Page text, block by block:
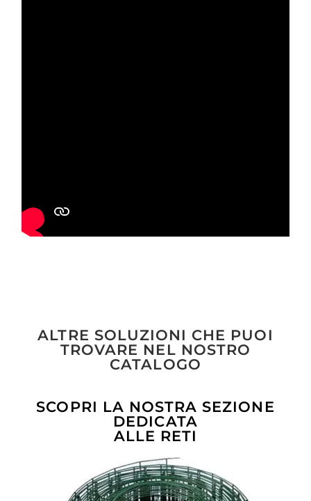
ALTRE SOLUZIONI CHE PUOI
TROVARE NEL NOSTRO
CATALOGO
SCOPRI LA NOSTRA SEZIONE
DEDICATA
ALLE RETI